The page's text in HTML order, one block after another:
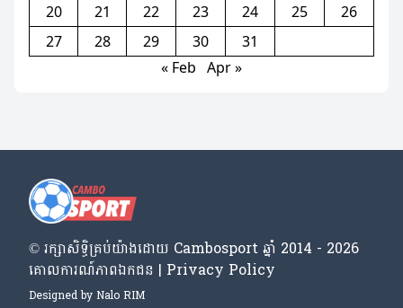
20
21 22 23 24 25
26
27
28 29 30
31
« Feb Apr »
© រក្សា​សិទ្ធិ​គ្រប់​យ៉ាង​ដោយ​ Cambosport ឆ្នាំ 2014 - 2026
គោលការណ៍​ភាព​ឯកជន | Privacy Policy
Designed by Nalo RIM